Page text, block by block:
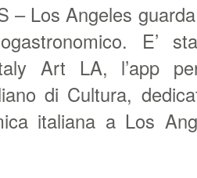
– Los Angeles
E’
Art LA, l’app
di Cultura,
italiana a Los